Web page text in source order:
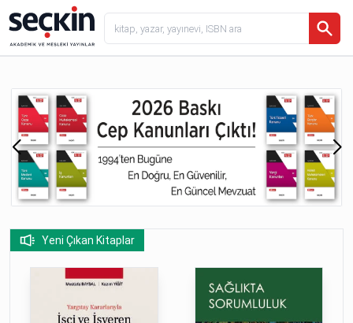
Yeni Çıkan Kitaplar
Seçkin Yayıncılık - Akademik ve Mesleki Yayınlar